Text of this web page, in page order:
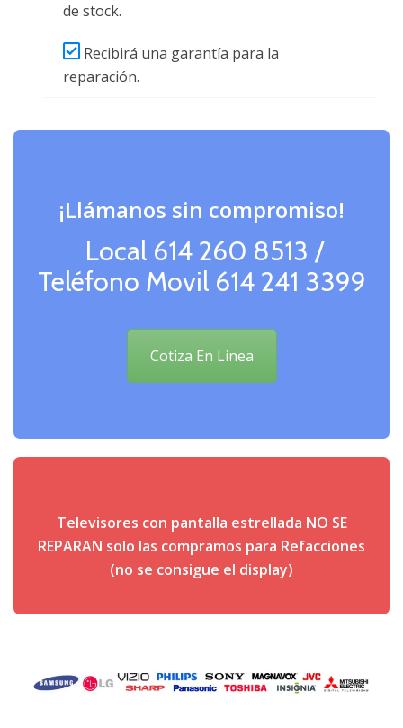
de stock.
Recibirá una garantía para la
reparación.
¡Llámanos sin compromiso!
Local 614 260 8513 /
Teléfono Movil 614 241 3399
Cotiza En Linea
Televisores con pantalla estrellada NO SE
REPARAN solo las compramos para Refacciones
(no se consigue el display)